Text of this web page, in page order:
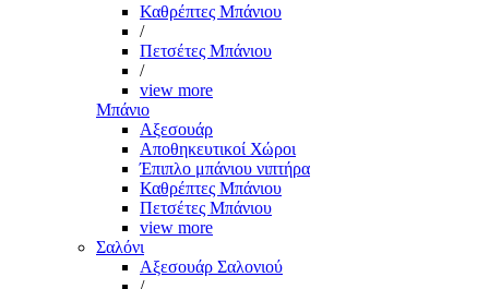
Καθρέπτες Μπάνιου
/
Πετσέτες Μπάνιου
/
view more
Μπάνιο
Αξεσουάρ
Αποθηκευτικοί Χώροι
Έπιπλο μπάνιου νιπτήρα
Καθρέπτες Μπάνιου
Πετσέτες Μπάνιου
view more
Σαλόνι
Αξεσουάρ Σαλονιού